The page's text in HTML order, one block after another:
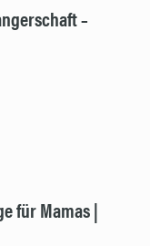
–
für Mamas |